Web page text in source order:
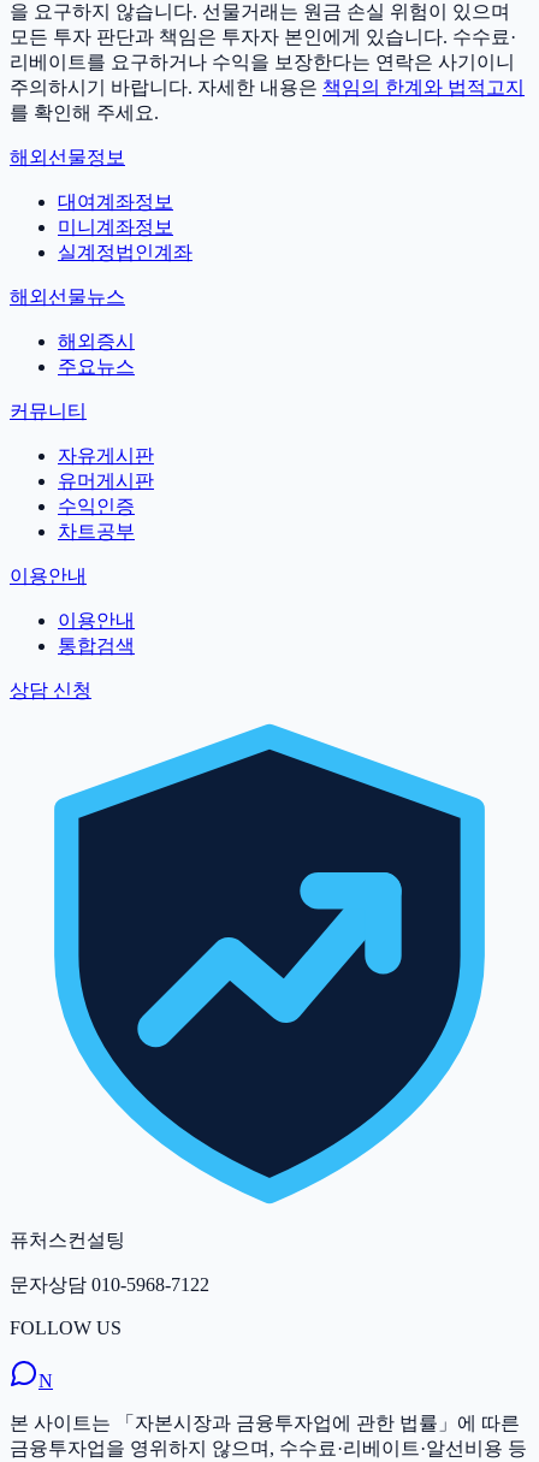
을 요구하지 않습니다. 선물거래는 원금 손실 위험이 있으며
모든 투자 판단과 책임은 투자자 본인에게 있습니다. 수수료·
리베이트를 요구하거나 수익을 보장한다는 연락은 사기이니
주의하시기 바랍니다. 자세한 내용은 책임의 한계와 법적고지
를 확인해 주세요.
해외선물정보
대여계좌정보
미니계좌정보
실계정법인계좌
해외선물뉴스
해외증시
주요뉴스
커뮤니티
자유게시판
유머게시판
수익인증
차트공부
이용안내
이용안내
통합검색
상담 신청
퓨처스컨설팅
문자상담 010-5968-7122
FOLLOW US
N
본 사이트는 「자본시장과 금융투자업에 관한 법률」에 따른
금융투자업을 영위하지 않으며, 수수료·리베이트·알선비용 등